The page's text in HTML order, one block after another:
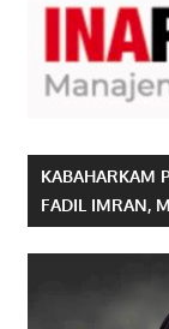
KABAHARKAM
FADIL IMRAN,